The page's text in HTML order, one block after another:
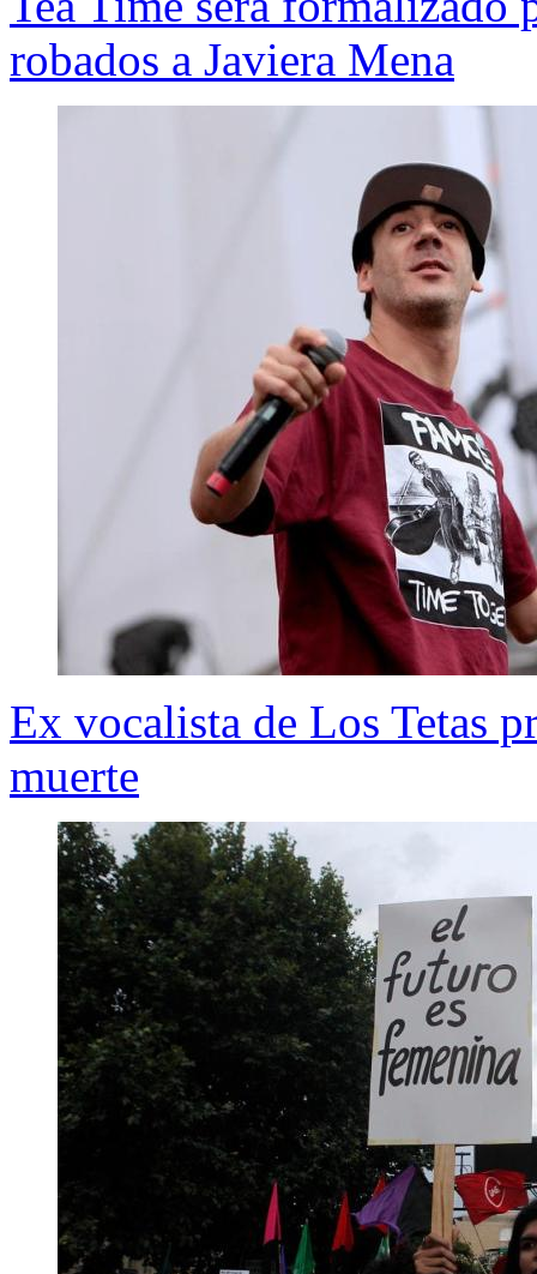
robados a Javiera Mena
Ex vocalista de Los Tetas
muerte